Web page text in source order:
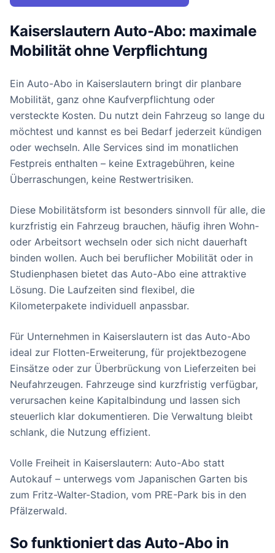
Kaiserslautern Auto-Abo: maximale
Mobilität ohne Verpflichtung
Ein Auto-Abo in Kaiserslautern bringt dir planbare
Mobilität, ganz ohne Kaufverpflichtung oder
versteckte Kosten. Du nutzt dein Fahrzeug so lange du
möchtest und kannst es bei Bedarf jederzeit kündigen
oder wechseln. Alle Services sind im monatlichen
Festpreis enthalten – keine Extragebühren, keine
Überraschungen, keine Restwertrisiken.
Diese Mobilitätsform ist besonders sinnvoll für alle, die
kurzfristig ein Fahrzeug brauchen, häufig ihren Wohn-
oder Arbeitsort wechseln oder sich nicht dauerhaft
binden wollen. Auch bei beruflicher Mobilität oder in
Studienphasen bietet das Auto-Abo eine attraktive
Lösung. Die Laufzeiten sind flexibel, die
Kilometerpakete individuell anpassbar.
Für Unternehmen in Kaiserslautern ist das Auto-Abo
ideal zur Flotten-Erweiterung, für projektbezogene
Einsätze oder zur Überbrückung von Lieferzeiten bei
Neufahrzeugen. Fahrzeuge sind kurzfristig verfügbar,
verursachen keine Kapitalbindung und lassen sich
steuerlich klar dokumentieren. Die Verwaltung bleibt
schlank, die Nutzung effizient.
Volle Freiheit in Kaiserslautern: Auto-Abo statt
Autokauf – unterwegs vom Japanischen Garten bis
zum Fritz-Walter-Stadion, vom PRE-Park bis in den
Pfälzerwald.
So funktioniert das Auto-Abo in